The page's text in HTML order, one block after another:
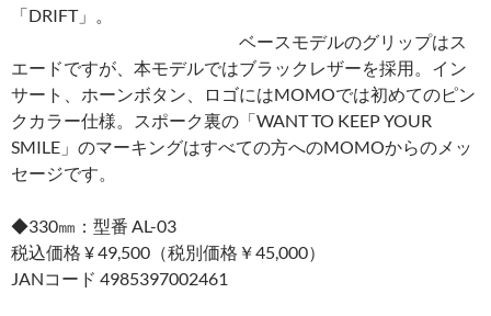
「DRIFT」。
ベースモデルのグリップはス
エードですが、本モデルではブラックレザーを採用。イン
サート、ホーンボタン、ロゴにはMOMOでは初めてのピン
クカラー仕様。スポーク裏の「WANT TO KEEP YOUR
SMILE」のマーキングはすべての方へのMOMOからのメッ
セージです。
◆330㎜：型番 AL-03
税込価格 ¥ 49,500（税別価格￥45,000）
JANコード 4985397002461